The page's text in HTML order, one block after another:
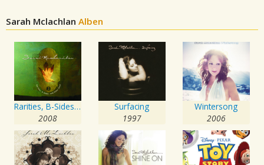
Sarah Mclachlan Alben
Rarities, B-Sides and Other Stuff, Volume 2
2008
Surfacing
1997
Wintersong
2006